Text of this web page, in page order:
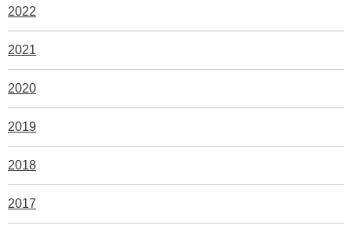
2022
2021
2020
2019
2018
2017